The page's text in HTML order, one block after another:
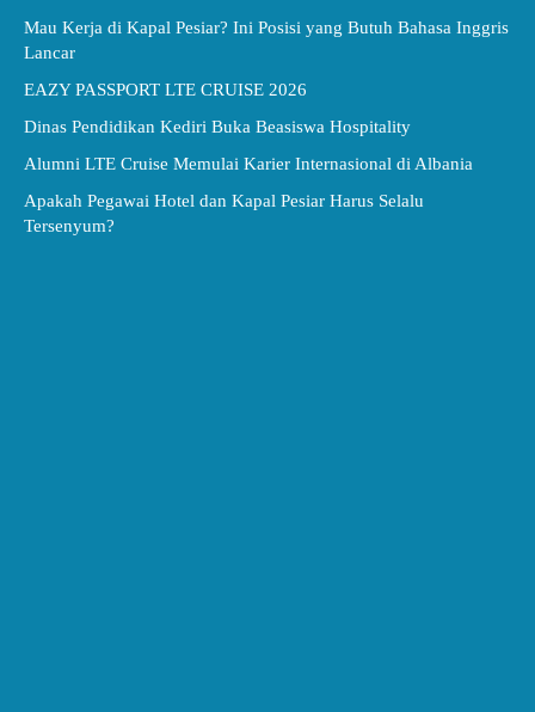
Mau Kerja di Kapal Pesiar? Ini Posisi yang Butuh Bahasa Inggris
Lancar
EAZY PASSPORT LTE CRUISE 2026
Dinas Pendidikan Kediri Buka Beasiswa Hospitality
Alumni LTE Cruise Memulai Karier Internasional di Albania
Apakah Pegawai Hotel dan Kapal Pesiar Harus Selalu
Tersenyum?